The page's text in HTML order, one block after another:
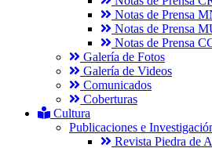
Notas de Prensa
Notas de Prensa
Notas de Prensa
Galería de Fotos
Galería de Videos
Comunicados
Coberturas
Cultura
Publicaciones e
Revista Piedra de